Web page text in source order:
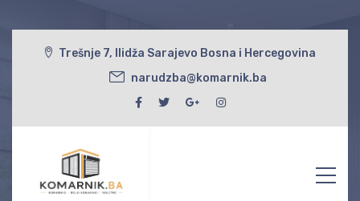
Trešnje 7, Ilidža Sarajevo Bosna i Hercegovina
narudzba@komarnik.ba